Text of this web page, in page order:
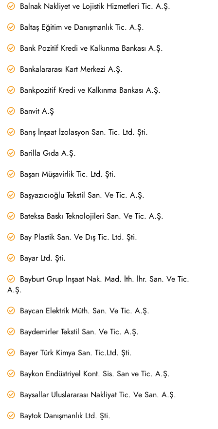
Balnak Nakliyet ve Lojistik Hizmetleri Tic. A.Ş.
Baltaş Eğitim ve Danışmanlık Tic. A.Ş.
Bank Pozitif Kredi ve Kalkınma Bankası A.Ş.
Bankalararası Kart Merkezi A.Ş.
Bankpozitif Kredi ve Kalkınma Bankası A.Ş.
Banvit A.Ş
Barış İnşaat İzolasyon San. Tic. Ltd. Şti.
Barilla Gıda A.Ş.
Başarı Müşavirlik Tic. Ltd. Şti.
Başyazıcıoğlu Tekstil San. Ve Tic. A.Ş.
Bateksa Baskı Teknolojileri San. Ve Tic. A.Ş.
Bay Plastik San. Ve Dış Tic. Ltd. Şti.
Bayar Ltd. Şti.
Bayburt Grup İnşaat Nak. Mad. İth. İhr. San. Ve Tic.
A.Ş.
Baycan Elektrik Müth. San. Ve Tic. A.Ş.
Baydemirler Tekstil San. Ve Tic. A.Ş.
Bayer Türk Kimya San. Tic.Ltd. Şti.
Baykon Endüstriyel Kont. Sis. San ve Tic. A.Ş.
Baysallar Uluslararası Nakliyat Tic. Ve San. A.Ş.
Baytok Danışmanlık Ltd. Şti.